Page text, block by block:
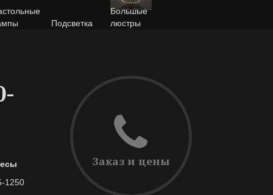
Подсветка
Большые
люстры
1250
Заказ и цены